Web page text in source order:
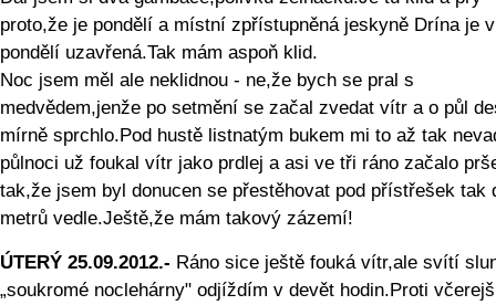
proto,že je pondělí a místní zpřístupněná jeskyně Drína je v
pondělí uzavřená.Tak mám aspoň klid.
Noc jsem měl ale neklidnou - ne,že bych se pral s
medvědem,jenže po setmění se začal zvedat vítr a o půl
mírně sprchlo.Pod hustě listnatým bukem mi to až tak
půlnoci už foukal vítr jako prdlej a asi ve tři ráno začalo
tak,že jsem byl donucen se přestěhovat pod přístřešek tak
metrů vedle.Ještě,že mám takový zázemí!
ÚTERÝ 25.09.2012.- Ráno sice ještě fouká vítr,ale svítí
„soukromé noclehárny" odjíždím v devět hodin.Proti